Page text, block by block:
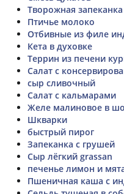
Творожная
Птичье молоко
Отбивные из филе
Кета в духовке
Террин из печени
Салат с
сыр сливочный
Салат с кальмарами
Желе малиновое в
Шкварки
быстрый пирог
Запеканка с грушей
Сыр лёгкий grassan
печенье лимон и
Пшеничная каша с